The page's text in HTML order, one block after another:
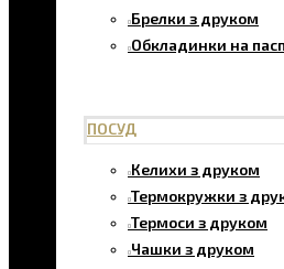
Брелки з друком
Обкладинки на
ПОСУД
Келихи з друком
Термокружки з
Термоси з друком
Чашки з друком